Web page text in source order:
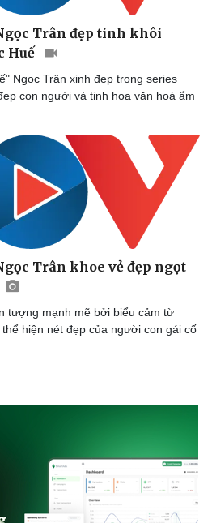
Công nghệ
Tin Công nghệ
Trải nghiệm
Trân đẹp tinh khôi
Huế
Ngọc Trân xinh đẹp trong series
con người và tinh hoa văn hoá ẩm
Trân khoe vẻ đẹp ngọt
tượng mạnh mẽ bởi biểu cảm từ
hiện nét đẹp của người con gái cố